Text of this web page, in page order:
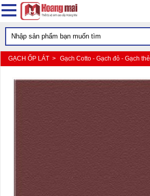
GẠCH ỐP LÁT > Gạch Cotto - Gạch đỏ - Gạch thẻ